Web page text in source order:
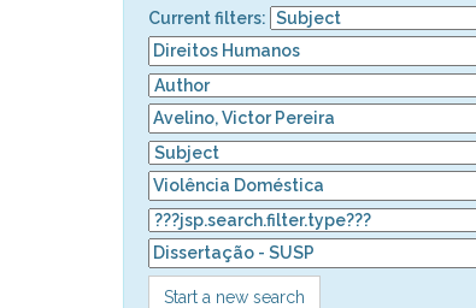
Current filters:
Start a new search